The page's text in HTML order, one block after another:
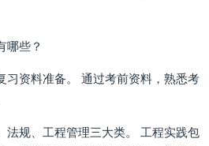
哪些？
习资料准备。 通过考前资料，熟悉考
法规、工程管理三大类。 工程实践包